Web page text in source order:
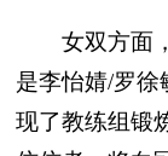
女双方面
是李怡婧/罗徐
现了教练组锻